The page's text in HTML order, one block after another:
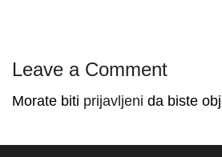
Leave a Comment
Morate biti prijavljeni da biste